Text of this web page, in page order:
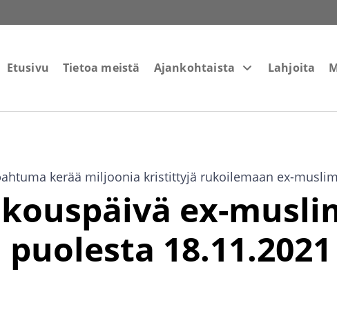
Etusivu Tietoa meistä Ajankohtaista Lahjoita
kerää miljoonia kristittyjä rukoilemaan ex-
ex-
18.11.2021